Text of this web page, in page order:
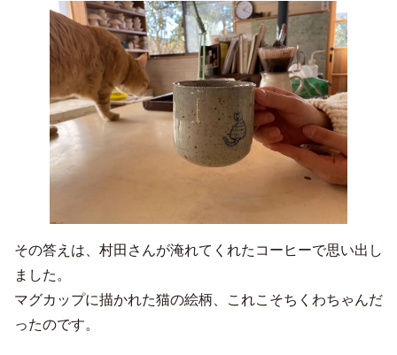
その答えは、村田さんが淹れてくれたコーヒーで思い出し
ました。
マグカップに描かれた猫の絵柄、これこそちくわちゃんだ
ったのです。